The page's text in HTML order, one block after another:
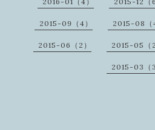
2015-09（4） 2015-08（
2015-06（2） 2015-05（2
2015-03（3